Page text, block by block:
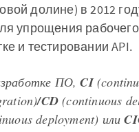
долине) в 2012
упрощения
и тестировании API.
ПО,CI (
)/CD (continuous
deployment) или